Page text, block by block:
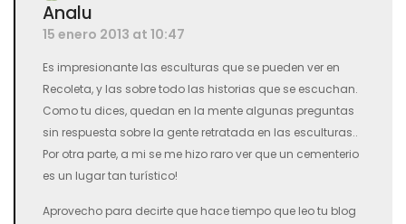
Analu
15 enero 2013 at 10:47
Es impresionante las esculturas que se pueden ver en
Recoleta, y las sobre todo las historias que se escuchan.
Como tu dices, quedan en la mente algunas preguntas
sin respuesta sobre la gente retratada en las esculturas..
Por otra parte, a mi se me hizo raro ver que un cementerio
es un lugar tan turístico!
Aprovecho para decirte que hace tiempo que leo tu blog